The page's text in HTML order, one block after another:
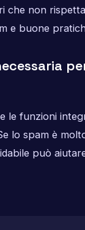
non
e buone
le funzioni
lo spam è
può